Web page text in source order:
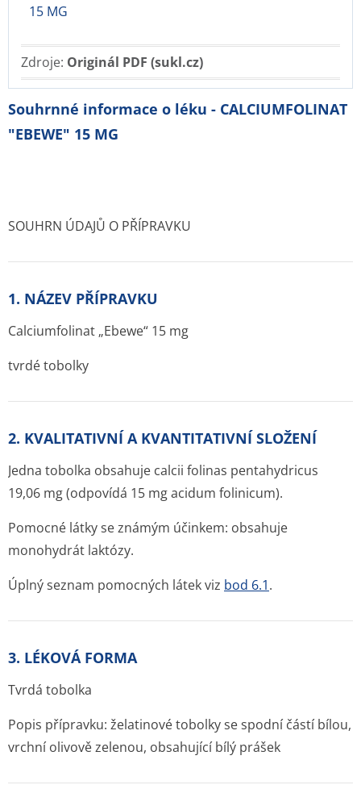
15 MG
Zdroje: Originál PDF (sukl.cz)
Souhrnné informace o léku - CALCIUMFOLINAT
"EBEWE" 15 MG
SOUHRN ÚDAJŮ O PŘÍPRAVKU
1. NÁZEV PŘÍPRAVKU
Calciumfolinat „Ebewe“ 15 mg
tvrdé tobolky
2. KVALITATIVNÍ A KVANTITATIVNÍ SLOŽENÍ
Jedna tobolka obsahuje calcii folinas pentahydricus
19,06 mg (odpovídá 15 mg acidum folinicum).
Pomocné látky se známým účinkem: obsahuje
monohydrát laktózy.
Úplný seznam pomocných látek viz bod 6.1.
3. LÉKOVÁ FORMA
Tvrdá tobolka
Popis přípravku: želatinové tobolky se spodní částí bílou,
vrchní olivově zelenou, obsahující bílý prášek